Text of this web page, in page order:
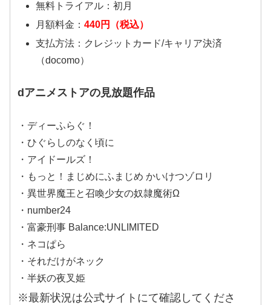
無料トライアル：初月
月額料金： 440円（税込）
支払方法：クレジットカード/キャリア決済
（docomo）
dアニメストアの見放題作品
・ディーふらぐ！
・ひぐらしのなく頃に
・アイドールズ！
・もっと！まじめにふまじめ かいけつゾロリ
・異世界魔王と召喚少女の奴隷魔術Ω
・number24
・富豪刑事 Balance:UNLIMITED
・ネコぱら
・それだけがネック
・半妖の夜叉姫
※最新状況は公式サイトにて確認してくださ